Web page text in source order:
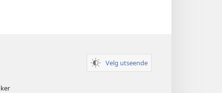
Velg utseende